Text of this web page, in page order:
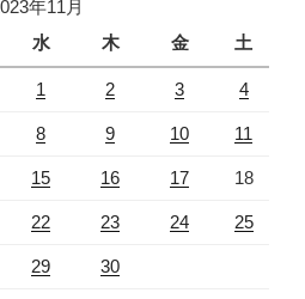
年11月
水 木 金 土
1 2 3 4
8 9 10 11
15 16 17 18
22 23 24 25
29 30